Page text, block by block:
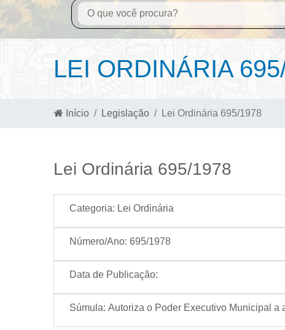
LEI ORDINÁRIA
Início Legislação Lei Ordinária 695/1978
Lei Ordinária 695/1978
Categoria: Lei Ordinária
Número/Ano: 695/1978
Data de Publicação:
Súmula: Autoriza o Poder Executivo Municipal a